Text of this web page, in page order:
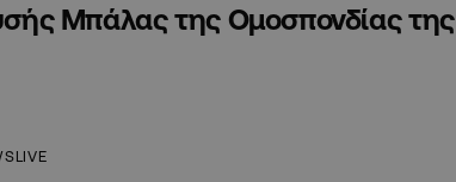
Μπάλας της Ομοσπονδίας της